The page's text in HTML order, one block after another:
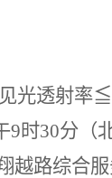
光透射率≦
9时30分（
越路综合